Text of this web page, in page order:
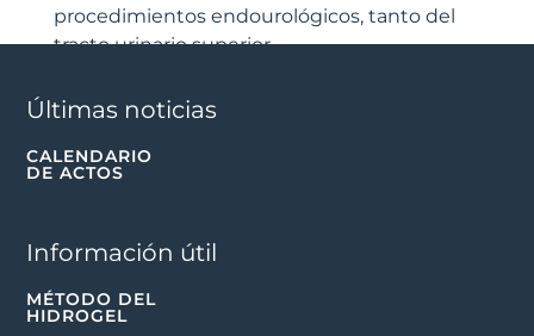
procedimientos endourológicos, tanto del
tracto urinario superior...
Últimas noticias
CALENDARIO
DE ACTOS
Información útil
MÉTODO DEL
HIDROGEL